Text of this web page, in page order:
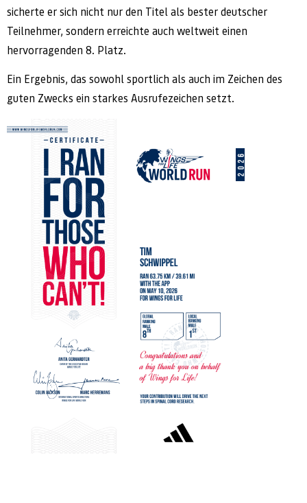
sicherte er sich nicht nur den Titel als bester deutscher
Teilnehmer, sondern erreichte auch weltweit einen
hervorragenden 8. Platz.
Ein Ergebnis, das sowohl sportlich als auch im Zeichen des
guten Zwecks ein starkes Ausrufezeichen setzt.